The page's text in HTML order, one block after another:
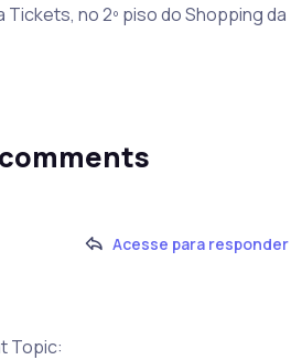
Tickets, no 2º piso do Shopping da
Acesse para responder
Topic: